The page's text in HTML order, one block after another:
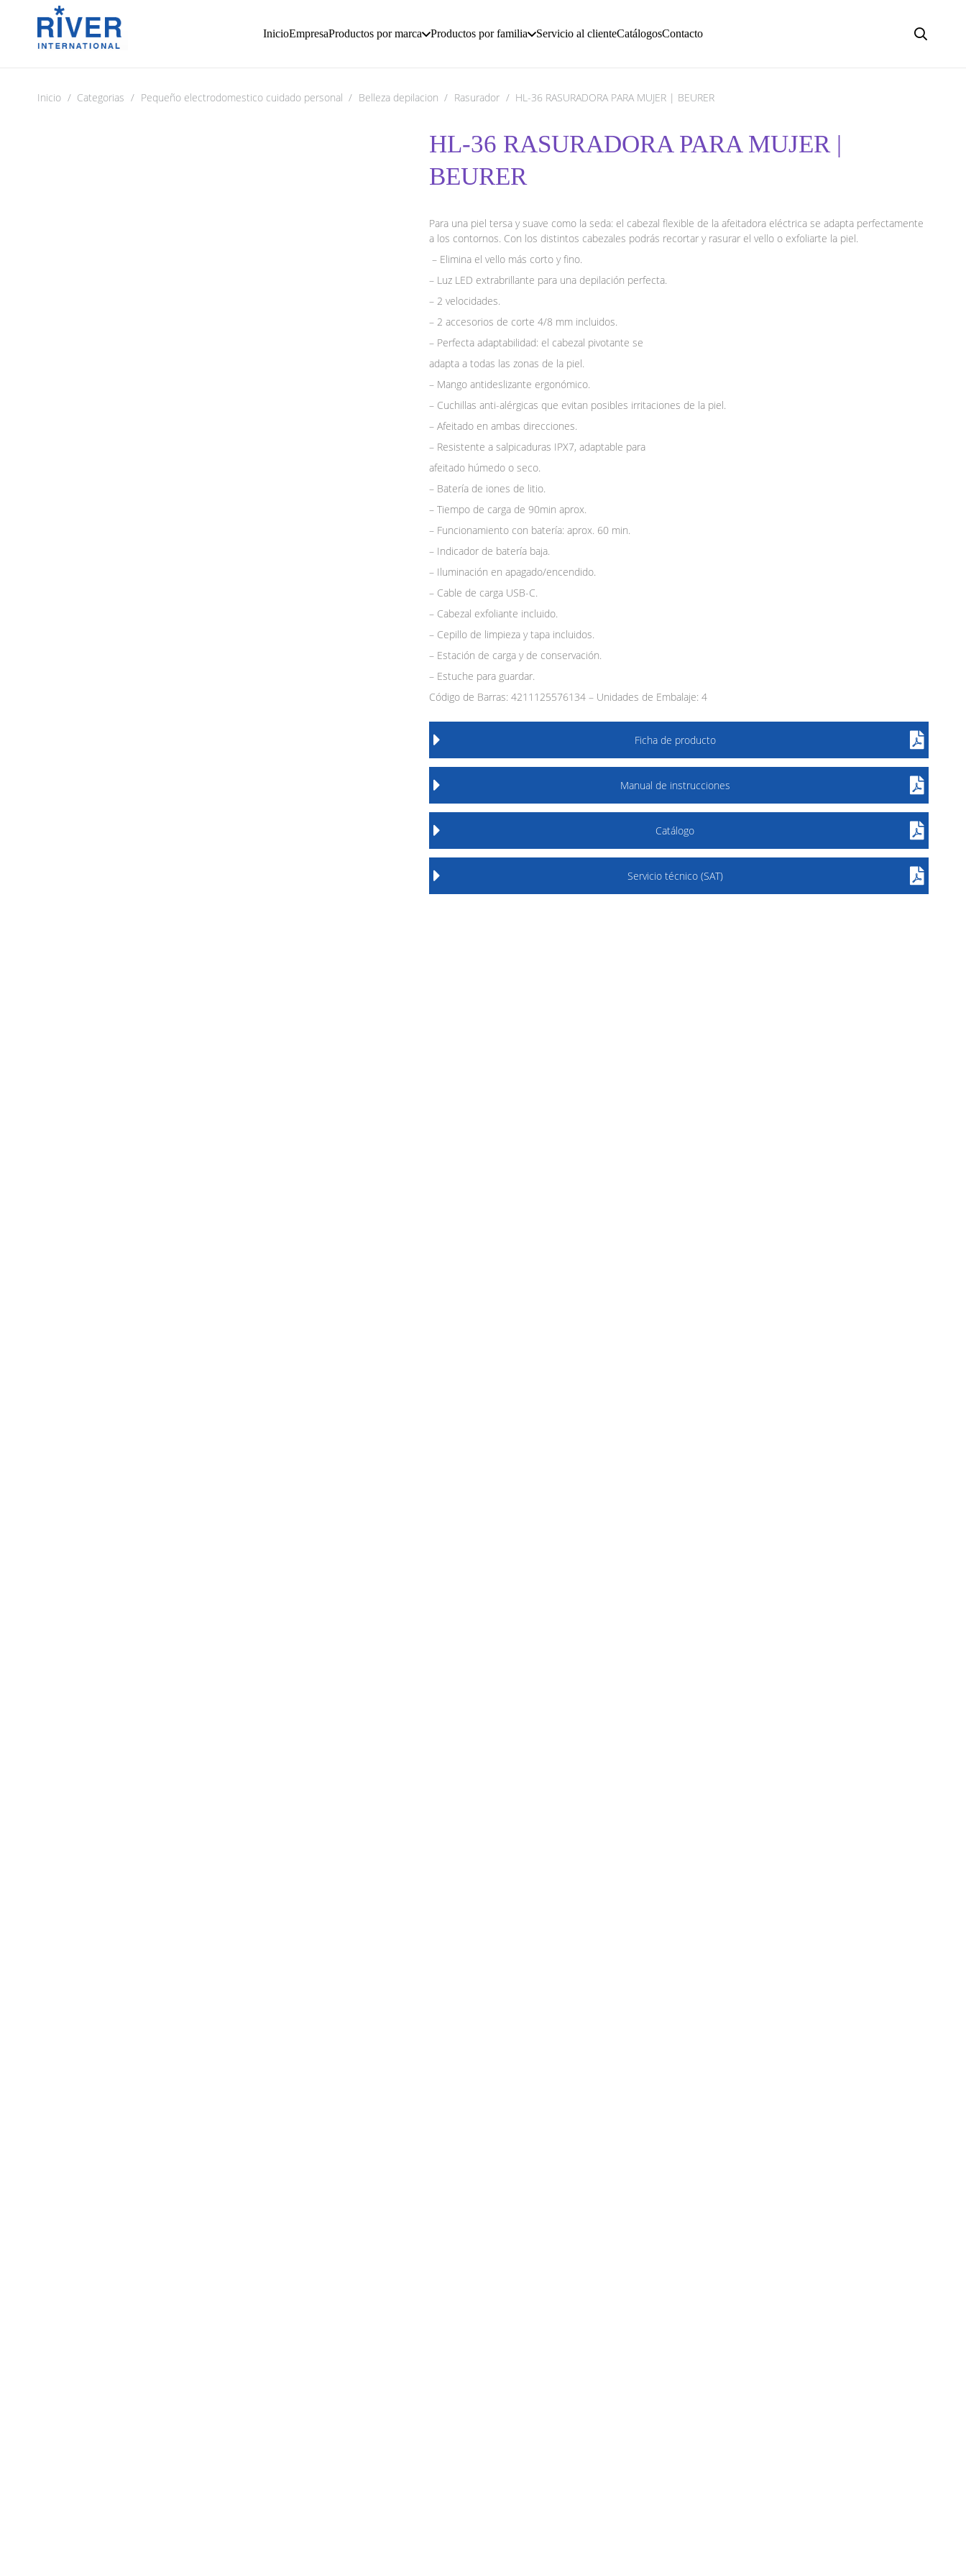
InicioEmpresaProductos por marca Productos por familia Servicio al clienteCatálogosContacto
Inicio / Categorias / Pequeño electrodomestico cuidado personal / Belleza depilacion / Rasurador / HL-36 RASURADORA PARA MUJER | BEURER
HL-36 RASURADORA PARA MUJER |
BEURER
Para una piel tersa y suave como la seda: el cabezal flexible de la afeitadora eléctrica se adapta perfectamente
a los contornos. Con los distintos cabezales podrás recortar y rasurar el vello o exfoliarte la piel.
– Elimina el vello más corto y fino.
– Luz LED extrabrillante para una depilación perfecta.
– 2 velocidades.
– 2 accesorios de corte 4/8 mm incluidos.
– Perfecta adaptabilidad: el cabezal pivotante se
adapta a todas las zonas de la piel.
– Mango antideslizante ergonómico.
– Cuchillas anti-alérgicas que evitan posibles irritaciones de la piel.
– Afeitado en ambas direcciones.
– Resistente a salpicaduras IPX7, adaptable para
afeitado húmedo o seco.
– Batería de iones de litio.
– Tiempo de carga de 90min aprox.
– Funcionamiento con batería: aprox. 60 min.
– Indicador de batería baja.
– Iluminación en apagado/encendido.
– Cable de carga USB-C.
– Cabezal exfoliante incluido.
– Cepillo de limpieza y tapa incluidos.
– Estación de carga y de conservación.
– Estuche para guardar.
Código de Barras: 4211125576134 – Unidades de Embalaje: 4
Ficha de producto
Manual de instrucciones
Catálogo
Servicio técnico (SAT)